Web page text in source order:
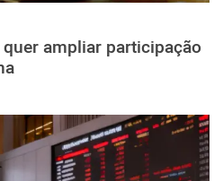
ampliar participação